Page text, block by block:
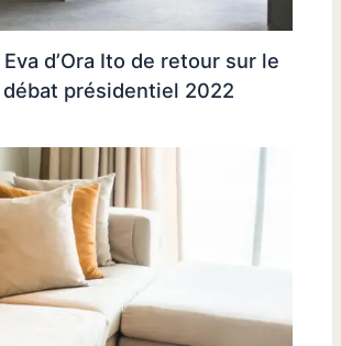
d’Ora Ito de retour sur le
présidentiel 2022